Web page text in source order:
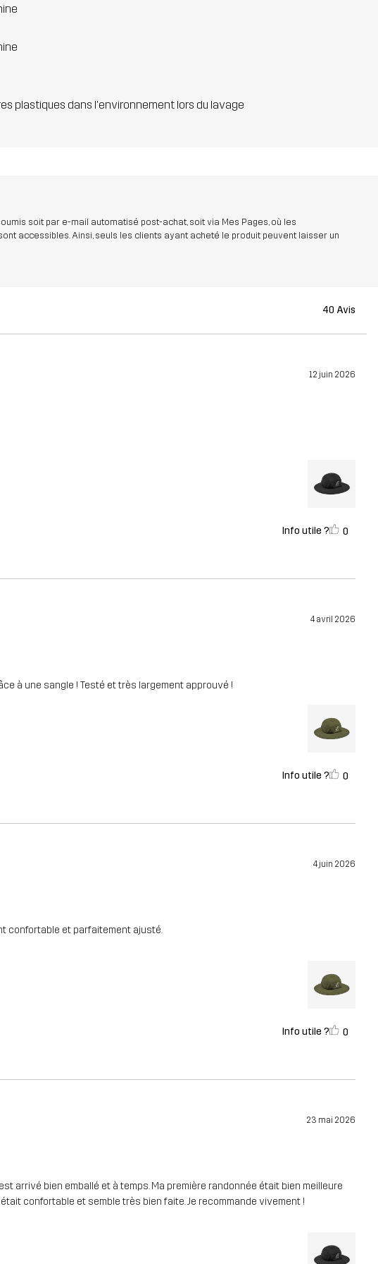
plastiques dans l'environnement lors du lavage
soit par e-mail automatisé post-achat, soit via Mes Pages, où les
accessibles. Ainsi, seuls les clients ayant acheté le produit peuvent laisser un
40 Avis
12 juin 2026
Info utile ? 0
4 avril 2026
à une sangle ! Testé et très largement approuvé !
Info utile ? 0
4 juin 2026
confortable et parfaitement ajusté.
Info utile ? 0
23 mai 2026
arrivé bien emballé et à temps. Ma première randonnée était bien meilleure
confortable et semble très bien faite. Je recommande vivement !